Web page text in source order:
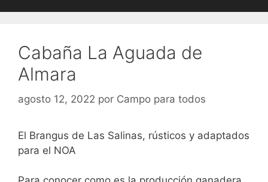
Cabaña La Aguada de
Almara
agosto 12, 2022 por Campo para todos
El Brangus de Las Salinas, rústicos y adaptados
para el NOA